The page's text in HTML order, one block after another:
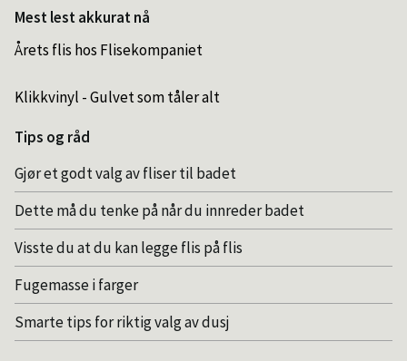
for
å
skape
og
preg
prosjektet
ditt.
Ønsker
du
et
klassisk
og
ensfarget
rom,
eller
Mest lest akkurat nå
Årets flis hos Flisekompaniet
Klikkvinyl - Gulvet som tåler alt
Tips og råd
Gjør et godt valg av fliser til badet
Dette må du tenke på når du innreder badet
Visste du at du kan legge flis på flis
Fugemasse i farger
Smarte tips for riktig valg av dusj